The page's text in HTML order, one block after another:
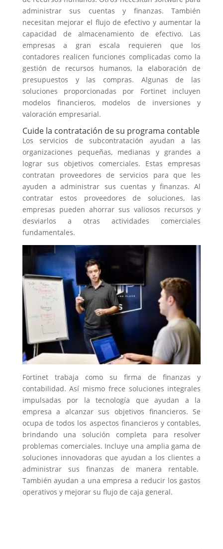
administrar sus cuentas y finanzas. También
necesitan mejorar el flujo de efectivo y aumentar la
capacidad de almacenamiento de efectivo. Las
empresas a gran escala requieren que los
contadores realicen funciones complicadas como la
gestión de recursos humanos, la elaboración de
presupuestos y las compras. Algunas de las
soluciones proporcionadas por Fortinet incluyen
modelos financieros, modelos de inversiones y
valoración empresarial.
Cuide la contratación de su programa contable
Los servicios de subcontratación ayudan a las
organizaciones pequeñas, medianas y grandes a
lograr sus objetivos comerciales. Estas empresas
contratan proveedores de servicios para que les
ayuden a administrar sus cuentas y finanzas. Al
contratar estos proveedores de soluciones, las
empresas pueden ahorrar sus valiosos recursos y
desviarlos a otras actividades comerciales
fundamentales.
Fortinet trabaja como su firma de finanzas y
contabilidad. Así mismo frece soluciones integrales
impulsadas por la tecnología que ayudan a la
empresa a alcanzar sus objetivos financieros. Se
ocupa de todos los aspectos financieros y contables,
brindando una solución completa para resolver
problemas comerciales. Incluye una amplia gama de
soluciones innovadoras que ayudan a los clientes a
administrar sus finanzas de manera rentable.
También ayudan a una empresa a reducir los gastos
operativos y mejorar su flujo de caja general.